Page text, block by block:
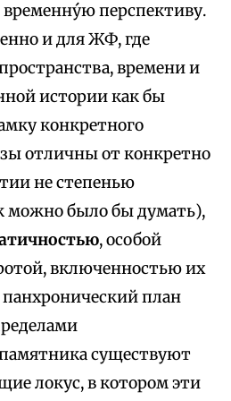
перспективу.
и для ЖФ, где
времени и
истории как бы
конкретного
отличны от конкретно
не степенью
можно было бы думать),
, особой
включенностью их
план
существуют
локус, в котором эти